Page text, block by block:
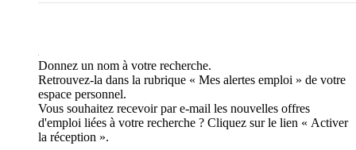
Donnez un nom à votre recherche.
Retrouvez-la dans la rubrique « Mes alertes emploi » de votre
espace personnel.
Vous souhaitez recevoir par e-mail les nouvelles offres
d'emploi liées à votre recherche ? Cliquez sur le lien « Activer
la réception ».